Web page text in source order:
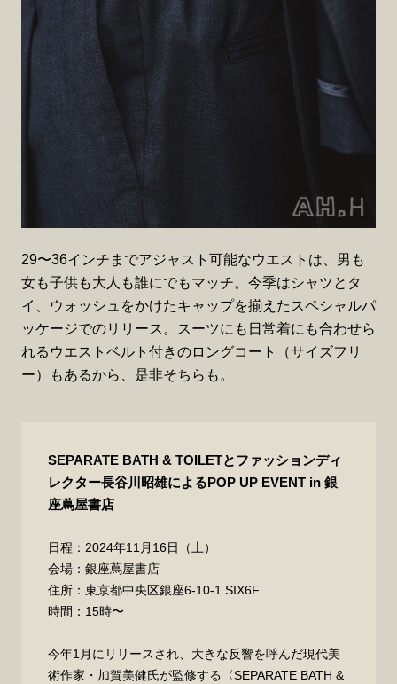
29〜36インチまでアジャスト可能なウエストは、男も
女も子供も大人も誰にでもマッチ。今季はシャツとタ
イ、ウォッシュをかけたキャップを揃えたスペシャルパ
ッケージでのリリース。スーツにも日常着にも合わせら
れるウエストベルト付きのロングコート（サイズフリ
ー）もあるから、是非そちらも。
SEPARATE BATH & TOILETとファッションディ
レクター長谷川昭雄によるPOP UP EVENT in 銀
座蔦屋書店
日程：2024年11⽉16⽇（土）
会場：銀座蔦屋書店
住所：東京都中央区銀座6-10-1 SIX6F
時間：15時〜
今年1月にリリースされ、大きな反響を呼んだ現代美
術作家・加賀美健氏が監修する〈SEPARATE BATH &